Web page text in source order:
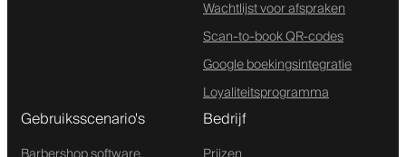
Wachtlijst voor afspraken
Scan-to-book QR-codes
Google boekingsintegratie
Loyaliteitsprogramma
Gebruiksscenario's Bedrijf